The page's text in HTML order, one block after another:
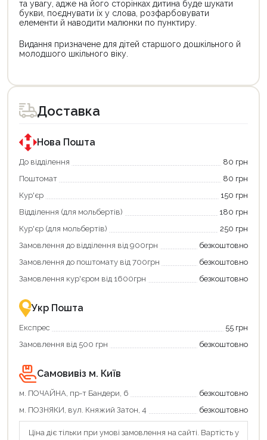
та увагу, адже на його сторінках дитина буде шукати
букви, поєднувати їх у слова, розфарбовувати
елементи й наводити малюнки по пунктиру.
Видання призначене для дітей старшого дошкільного й
молодшого шкільного віку.
товар
для
покупки
державною
програмою
єКнига.
Використовуйте
карту
щоб
зекономити
та
отримати
переваги!
картою
єКнига
–
зручно
та
товар
для
покупки
державною
програмою
«Національний
кешбек».
покупку
«Національний
кешбек»
та
отримуйте
повернення
Економте
більше
разом
державною
підтримкою!
Доставка
Нова Пошта
До відділення
80 грн
Поштомат
80 грн
Кур'єр
150 грн
Відділення (для мольбертів)
180 грн
Кур'єр (для мольбертів)
250 грн
Замовлення до відділення від 900грн
безкоштовно
Замовлення до поштомату від 700грн
безкоштовно
Замовлення кур'єром від 1600грн
безкоштовно
Укр Пошта
Експрес
55 грн
Замовлення від 500 грн
безкоштовно
Самовивіз м. Київ
м. ПОЧАЙНА, пр-т Бандери, 6
безкоштовно
м. ПОЗНЯКИ, вул. Княжий Затон, 4
безкоштовно
Ціна діє тільки при умові замовлення на сайті. Вартість у